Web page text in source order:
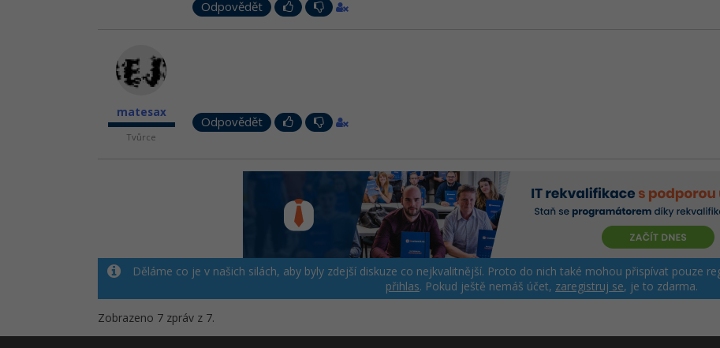
Odpovědět
matesax
Tvůrce
Odpovědět
Děláme co je v našich silách, aby byly zdejší diskuze co nejkvalitnější. Proto do nich také mohou přispívat pouze
přihlas. Pokud ještě nemáš účet, zaregistruj se, je to zdarma.
Zobrazeno 7 zpráv z 7.